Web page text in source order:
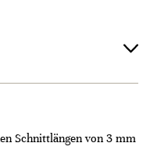
Schnittlängen von 3 mm